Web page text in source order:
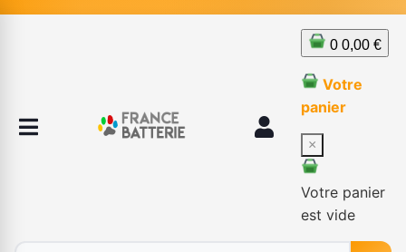
0 0,00 €
Votre
panier
×
Votre panier
est vide